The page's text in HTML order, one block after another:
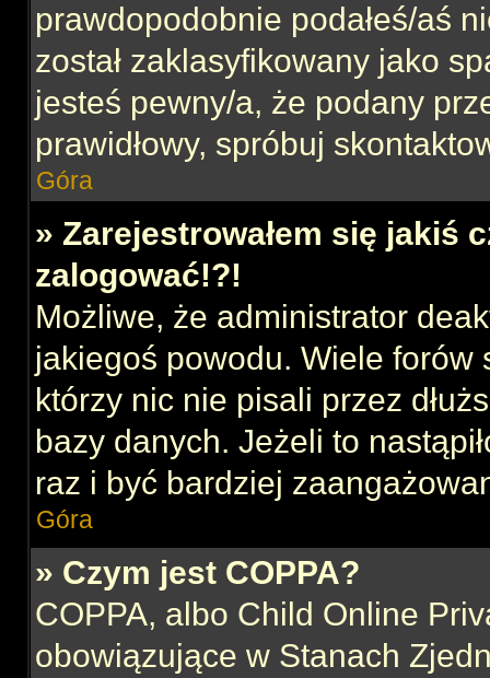
prawdopodobnie podałeś/aś
został zaklasyfikowany jako
jesteś pewny/a, że podany
prawidłowy, spróbuj
Góra
» Zarejestrowałem się jakiś
zalogować!?!
Możliwe, że administrator
jakiegoś powodu. Wiele forów
którzy nic nie pisali przez
bazy danych. Jeżeli to
raz i być bardziej
Góra
» Czym jest COPPA?
COPPA, albo Child Online
obowiązujące w Stanach